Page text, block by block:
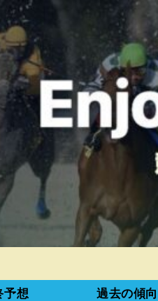
予想 過去の傾向